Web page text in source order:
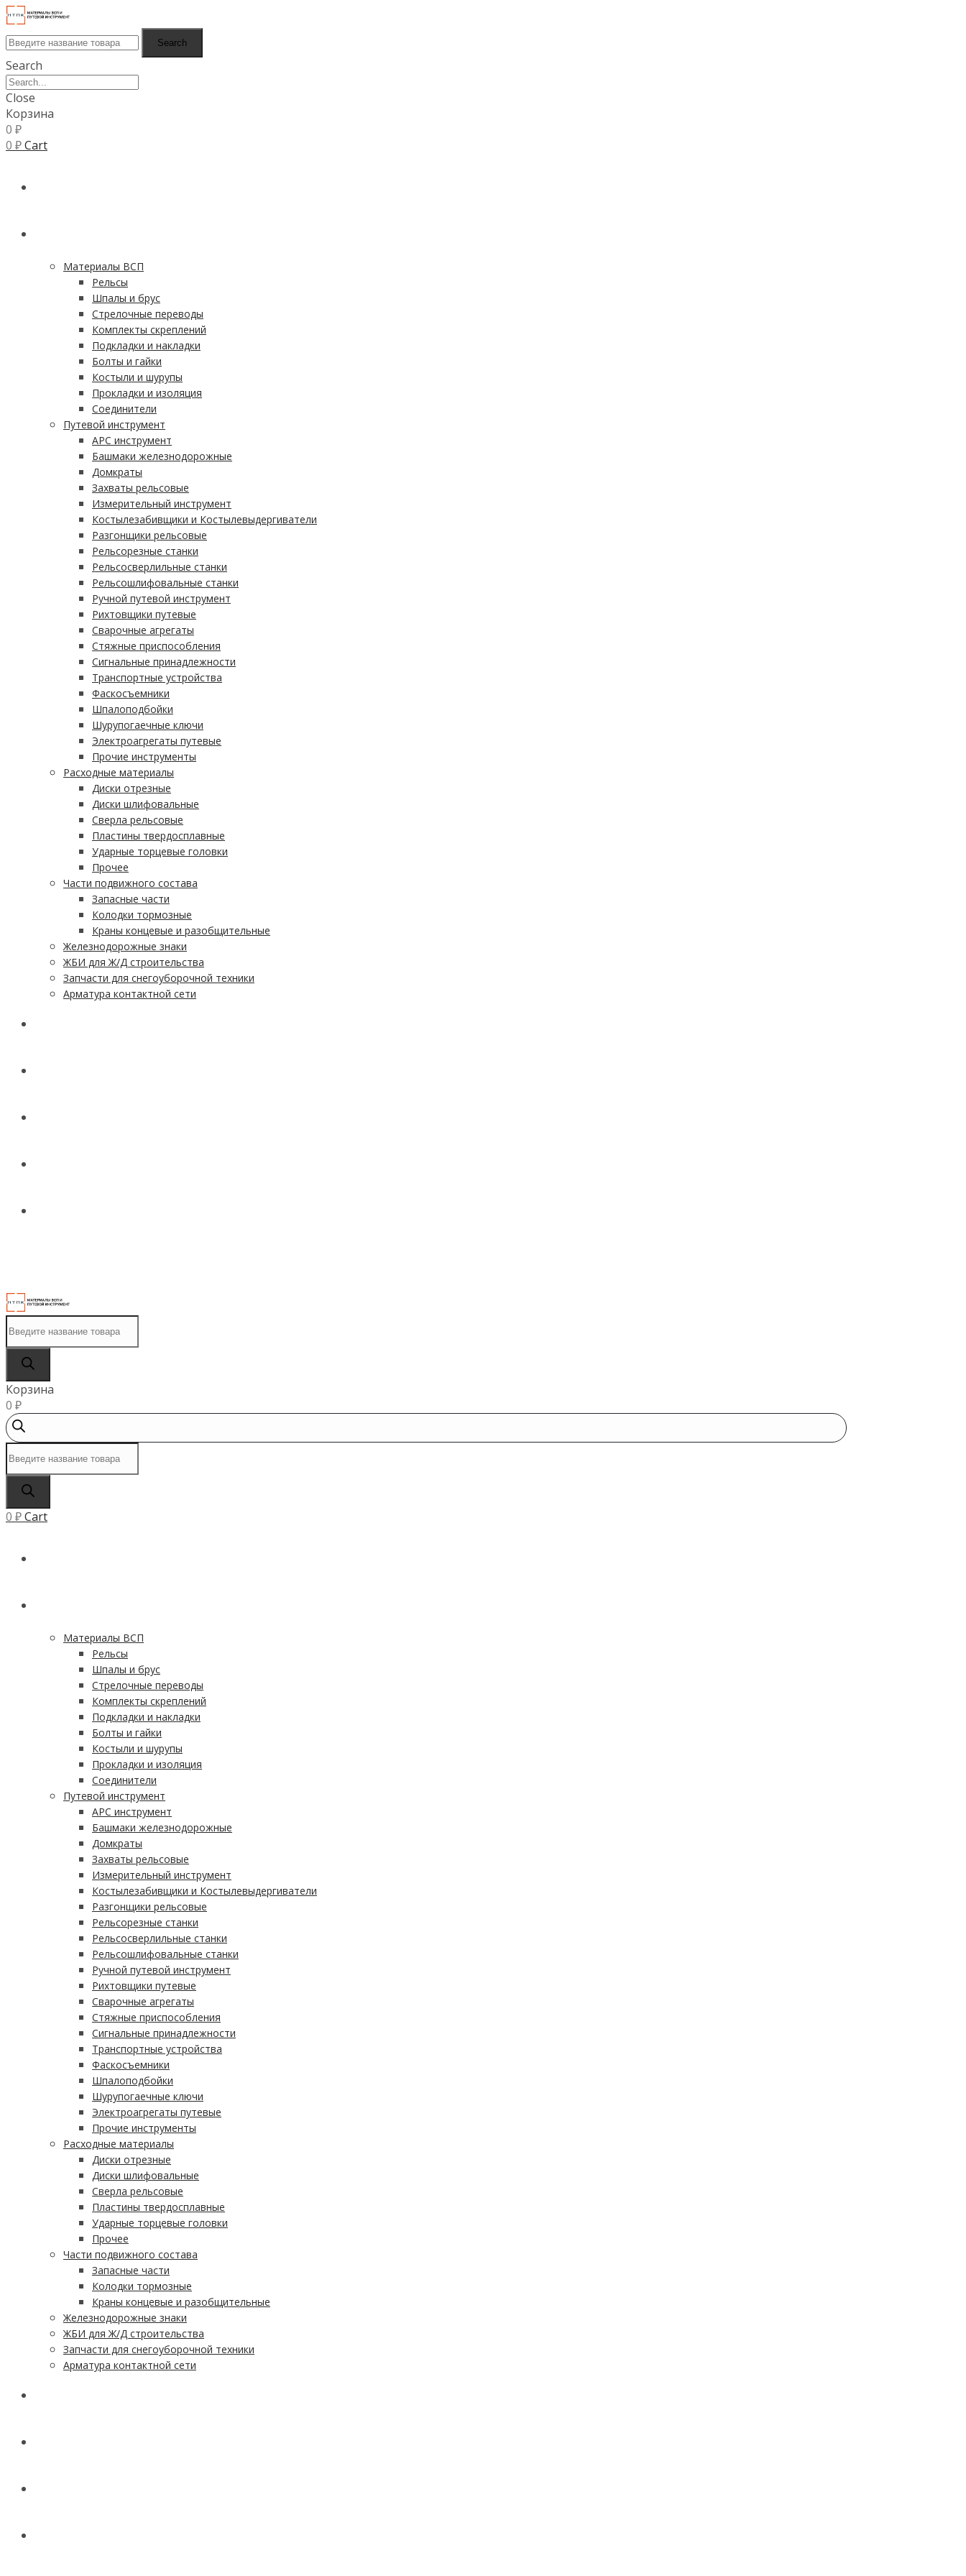
Search
Search
Close
Корзина
0 ₽
0 ₽Cart
Материалы ВСП
Рельсы
Шпалы и брус
Стрелочные переводы
Комплекты скреплений
Подкладки и накладки
Болты и гайки
Костыли и шурупы
Прокладки и изоляция
Соединители
Путевой инструмент
АРС инструмент
Башмаки железнодорожные
Домкраты
Захваты рельсовые
Измерительный инструмент
Костылезабивщики и Костылевыдергиватели
Разгонщики рельсовые
Рельсорезные станки
Рельсосверлильные станки
Рельсошлифовальные станки
Ручной путевой инструмент
Рихтовщики путевые
Сварочные агрегаты
Стяжные приспособления
Сигнальные принадлежности
Транспортные устройства
Фаскосъемники
Шпалоподбойки
Шурупогаечные ключи
Электроагрегаты путевые
Прочие инструменты
Расходные материалы
Диски отрезные
Диски шлифовальные
Сверла рельсовые
Пластины твердосплавные
Ударные торцевые головки
Прочее
Части подвижного состава
Запасные части
Колодки тормозные
Краны концевые и разобщительные
Железнодорожные знаки
ЖБИ для Ж/Д строительства
Запчасти для снегоуборочной техники
Арматура контактной сети
товаров
Корзина
0 ₽
товаров
0 ₽Cart
Материалы ВСП
Рельсы
Шпалы и брус
Стрелочные переводы
Комплекты скреплений
Подкладки и накладки
Болты и гайки
Костыли и шурупы
Прокладки и изоляция
Соединители
Путевой инструмент
АРС инструмент
Башмаки железнодорожные
Домкраты
Захваты рельсовые
Измерительный инструмент
Костылезабивщики и Костылевыдергиватели
Разгонщики рельсовые
Рельсорезные станки
Рельсосверлильные станки
Рельсошлифовальные станки
Ручной путевой инструмент
Рихтовщики путевые
Сварочные агрегаты
Стяжные приспособления
Сигнальные принадлежности
Транспортные устройства
Фаскосъемники
Шпалоподбойки
Шурупогаечные ключи
Электроагрегаты путевые
Прочие инструменты
Расходные материалы
Диски отрезные
Диски шлифовальные
Сверла рельсовые
Пластины твердосплавные
Ударные торцевые головки
Прочее
Части подвижного состава
Запасные части
Колодки тормозные
Краны концевые и разобщительные
Железнодорожные знаки
ЖБИ для Ж/Д строительства
Запчасти для снегоуборочной техники
Арматура контактной сети